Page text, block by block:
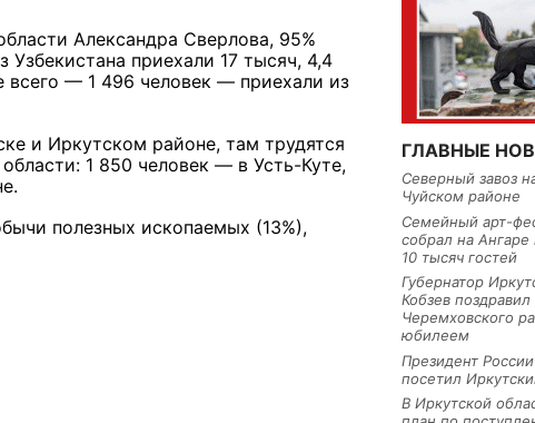
Александра Сверлова, 95%
приехали 17 тысяч, 4,4
— 1 496 человек — приехали из
и Иркутском районе, там трудятся
1 850 человек — в Усть-Куте,
полезных ископаемых (13%),
ГЛАВНЫЕ
Северный завоз
Чуйском районе
Семейный арт-
собрал на
10 тысяч гостей
Губернатор
Кобзев
Черемховского
юбилеем
Президент
посетил
В Иркутской